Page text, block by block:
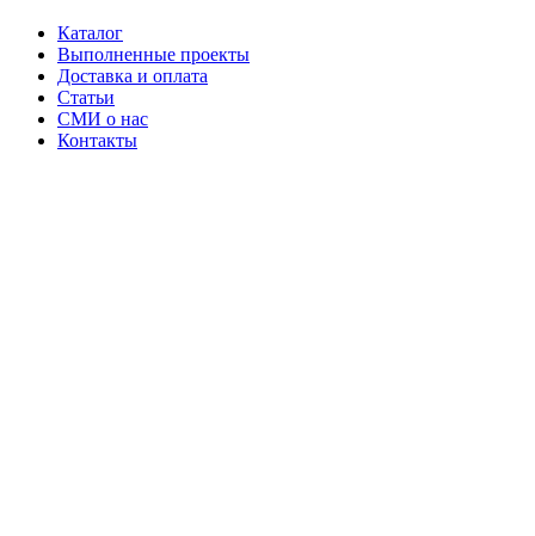
Каталог
Выполненные проекты
Доставка и оплата
Статьи
СМИ о нас
Контакты